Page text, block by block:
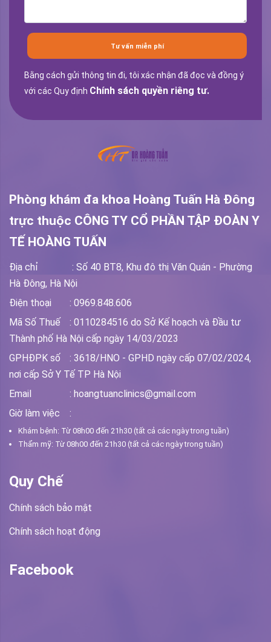
Tư vấn miễn phí
Bằng cách gửi thông tin đi, tôi xác nhận đã đọc và đồng ý
với các Quy định Chính sách quyền riêng tư.
Phòng khám đa khoa Hoàng Tuấn Hà Đông
trực thuộc CÔNG TY CỔ PHẦN TẬP ĐOÀN Y
TẾ HOÀNG TUẤN
Địa chỉ
: Số 40 BT8, Khu đô thị Văn Quán - Phường
Hà Đông, Hà Nội
Điện thoại
: 0969.848.606
Mã Số Thuế
: 0110284516 do Sở Kế hoạch và Đầu tư
Thành phố Hà Nội cấp ngày 14/03/2023
GPHĐPK số
: 3618/HNO - GPHD ngày cấp 07/02/2024,
nơi cấp Sở Y Tế TP Hà Nội
Email
: hoangtuanclinics@gmail.com
Giờ làm việc
:
Khám bệnh: Từ 08h00 đến 21h30 (tất cả các ngày trong tuần)
Thẩm mỹ: Từ 08h00 đến 21h30 (tất cả các ngày trong tuần)
Quy Chế
Chính sách bảo mật
Chính sách hoạt động
Facebook